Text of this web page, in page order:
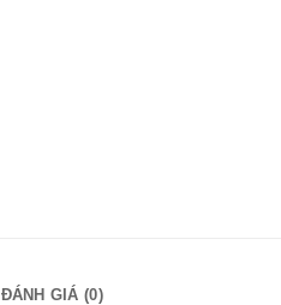
ĐÁNH GIÁ (0)